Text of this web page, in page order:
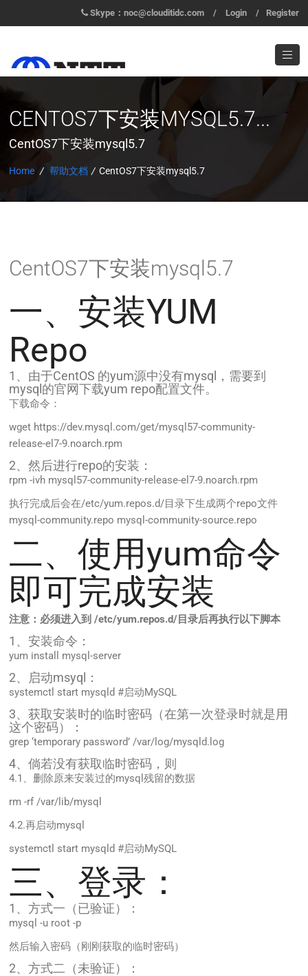
Skype：noc@clouditidc.com / Login / Register
CENTOS7下安装MYSQL5.7...
CentOS7下安装mysql5.7
Home / 帮助文档 / CentOS7下安装mysql5.7
CentOS7下安装mysql5.7
一、安装YUM
Repo
1、由于CentOS 的yum源中没有mysql，需要到
mysql的官网下载yum repo配置文件。
下载命令：
wget https://dev.mysql.com/get/mysql57-community-
release-el7-9.noarch.rpm
2、然后进行repo的安装：
rpm -ivh mysql57-community-release-el7-9.noarch.rpm
执行完成后会在/etc/yum.repos.d/目录下生成两个repo文件
mysql-community.repo mysql-community-source.repo
二、使用yum命令
即可完成安装
注意：必须进入到 /etc/yum.repos.d/目录后再执行以下脚本
1、安装命令：
yum install mysql-server
2、启动msyql：
systemctl start mysqld #启动MySQL
3、获取安装时的临时密码（在第一次登录时就是用
这个密码）：
grep ‘temporary password’ /var/log/mysqld.log
4、倘若没有获取临时密码，则
4.1、删除原来安装过的mysql残留的数据
rm -rf /var/lib/mysql
4.2.再启动mysql
systemctl start mysqld #启动MySQL
三、登录：
1、方式一（已验证）：
mysql -u root -p
然后输入密码（刚刚获取的临时密码）
2、方式二（未验证）：